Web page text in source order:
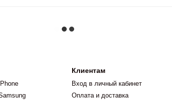
Клиентам
Вход в личный кабинет
Оплата и доставка